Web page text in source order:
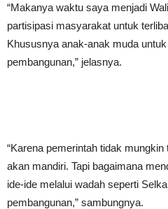
“Makanya waktu saya menjadi
partisipasi masyarakat untuk
Khususnya anak-anak muda
pembangunan,” jelasnya.
“Karena pemerintah tidak
akan mandiri. Tapi bagaimana
ide-ide melalui wadah seperti
pembangunan,” sambungnya.